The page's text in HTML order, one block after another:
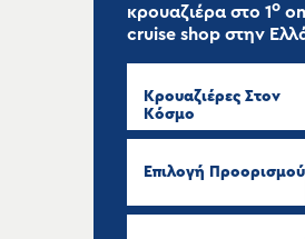
κρουαζιέρα στο 1ο
cruise shop στην
Κρουαζιέρες Στον
Κόσμο
Επιλογή Προορισμού